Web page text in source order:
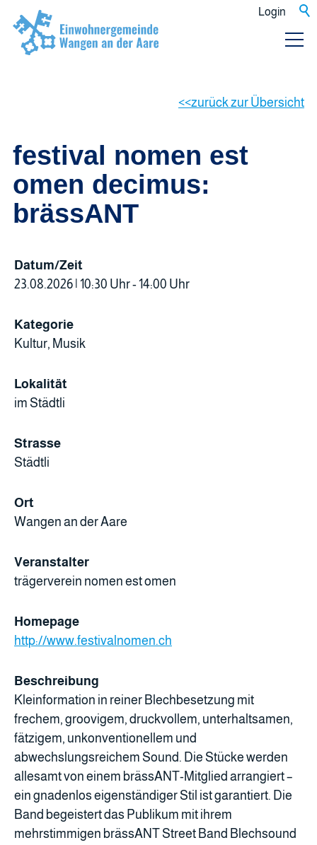
Login
zurück zur Übersicht
festival nomen est
omen decimus:
brässANT
Datum/Zeit
23.08.2026 | 10:30 Uhr - 14:00 Uhr
Kategorie
Kultur, Musik
Lokalität
im Städtli
Strasse
Städtli
Ort
Wangen an der Aare
Veranstalter
trägerverein nomen est omen
Homepage
http://www.festivalnomen.ch
Beschreibung
Kleinformation in reiner Blechbesetzung mit
frechem, groovigem, druckvollem, unterhaltsamen,
fätzigem, unkonventionellem und
abwechslungsreichem Sound. Die Stücke werden
allesamt von einem brässANT-Mitglied arrangiert –
ein gnadenlos eigenständiger Stil ist garantiert. Die
Band begeistert das Publikum mit ihrem
mehrstimmigen brässANT Street Band Blechsound